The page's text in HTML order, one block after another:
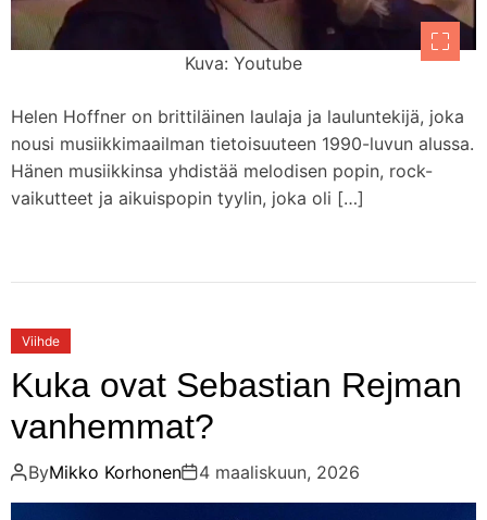
Kuva: Youtube
Helen Hoffner on brittiläinen laulaja ja lauluntekijä, joka
nousi musiikkimaailman tietoisuuteen 1990-luvun alussa.
Hänen musiikkinsa yhdistää melodisen popin, rock-
vaikutteet ja aikuispopin tyylin, joka oli […]
Viihde
Kuka ovat Sebastian Rejman
vanhemmat?
ByMikko Korhonen 4 maaliskuun, 2026